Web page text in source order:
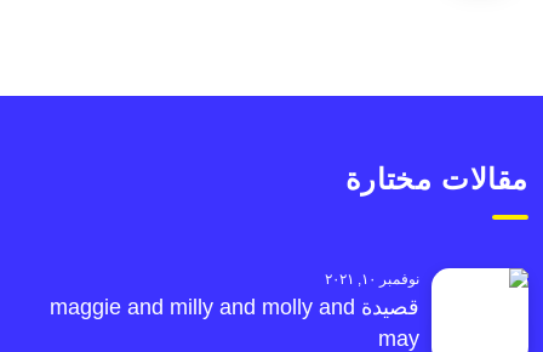
مقالات مختارة
نوفمبر ١٠, ٢٠٢١
قصيدة maggie and milly and molly and
may